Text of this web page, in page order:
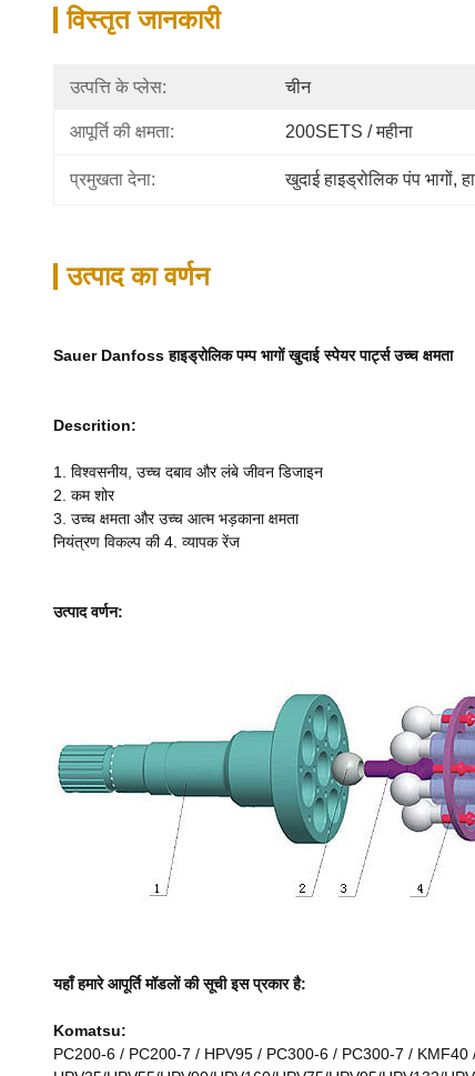
विस्तृत जानकारी
उत्पत्ति के प्लेस: चीन
आपूर्ति की क्षमता: 200SETS / महीना
प्रमुखता देना: खुदाई हाइड्रोलिक पंप भागों,
उत्पाद का वर्णन
Sauer Danfoss हाइड्रोलिक पम्प भागों खुदाई स्पेयर पार्ट्स उच्च क्षमता
Descrition:
1. विश्वसनीय, उच्च दबाव और लंबे जीवन डिजाइन
2. कम शोर
3. उच्च क्षमता और उच्च आत्म भड़काना क्षमता
नियंत्रण विकल्प की 4. व्यापक रेंज
उत्पाद वर्णन:
यहाँ हमारे आपूर्ति मॉडलों की सूची इस प्रकार है:
Komatsu:
PC200-6 / PC200-7 / HPV95 / PC300-6 / PC300-7 / KMF40 /